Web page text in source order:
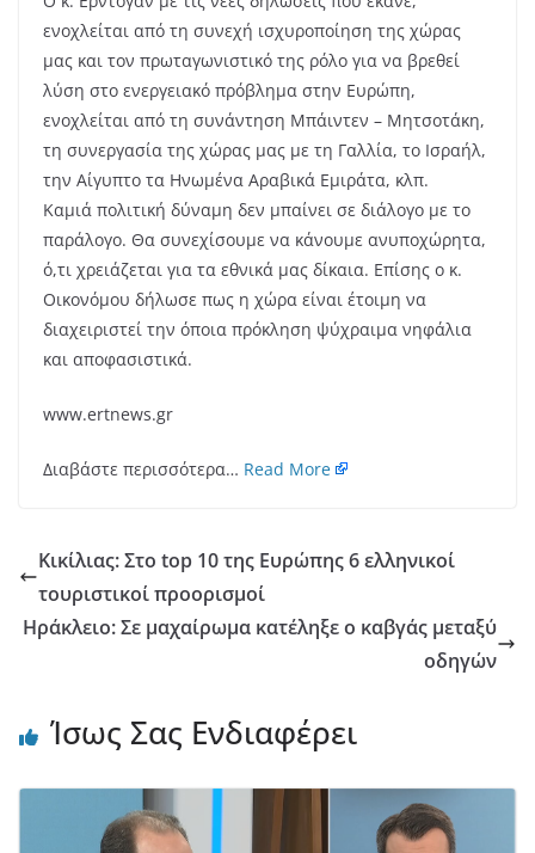
ενοχλείται από τη συνεχή ισχυροποίηση της χώρας
μας και τον πρωταγωνιστικό της ρόλο για να βρεθεί
λύση στο ενεργειακό πρόβλημα στην Ευρώπη,
ενοχλείται από τη συνάντηση Μπάιντεν – Μητσοτάκη,
τη συνεργασία της χώρας μας με τη Γαλλία, το Ισραήλ,
την Αίγυπτο τα Ηνωμένα Αραβικά Εμιράτα, κλπ.
Καμιά πολιτική δύναμη δεν μπαίνει σε διάλογο με το
παράλογο. Θα συνεχίσουμε να κάνουμε ανυποχώρητα,
ό,τι χρειάζεται για τα εθνικά μας δίκαια. Επίσης ο κ.
Οικονόμου δήλωσε πως η χώρα είναι έτοιμη να
διαχειριστεί την όποια πρόκληση ψύχραιμα νηφάλια
και αποφασιστικά.
www.ertnews.gr
Διαβάστε περισσότερα… Read More
Κικίλιας: Στο top 10 της Ευρώπης 6 ελληνικοί
τουριστικοί προορισμοί
Ηράκλειο: Σε μαχαίρωμα κατέληξε ο καβγάς μεταξύ
οδηγών
Ίσως Σας Ενδιαφέρει